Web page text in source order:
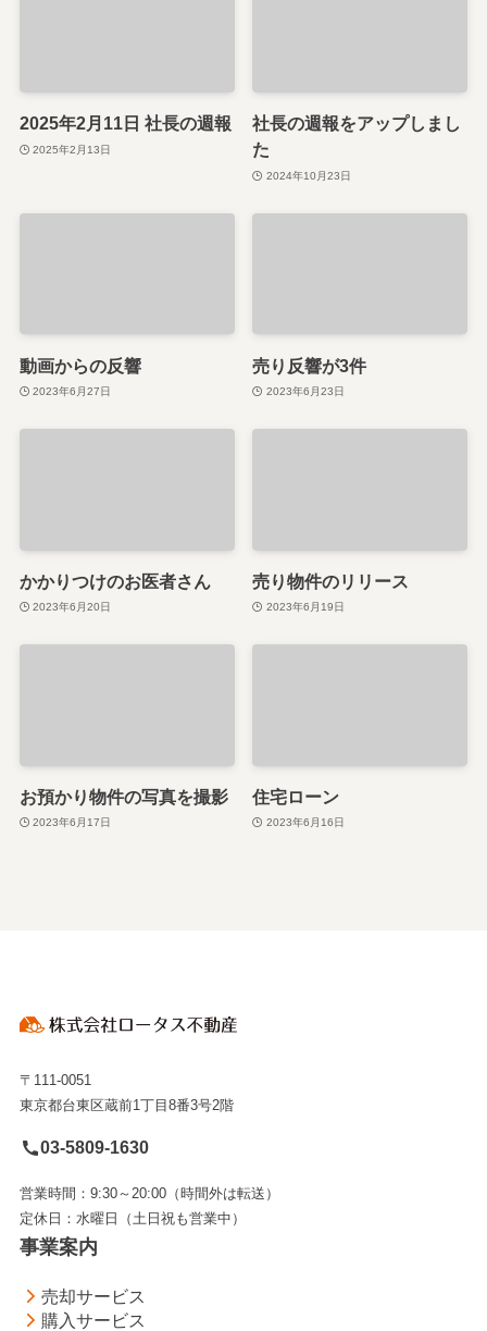
2025年2月11日 社長の週報
2025年2月13日
社長の週報をアップしまし
た
2024年10月23日
動画からの反響
2023年6月27日
売り反響が3件
2023年6月23日
かかりつけのお医者さん
2023年6月20日
売り物件のリリース
2023年6月19日
お預かり物件の写真を撮影
2023年6月17日
住宅ローン
2023年6月16日
〒111-0051
東京都台東区蔵前1丁目8番3号2階
03-5809-1630
営業時間：9:30～20:00（時間外は転送）
定休日：水曜日（土日祝も営業中）
事業案内
売却サービス
購入サービス